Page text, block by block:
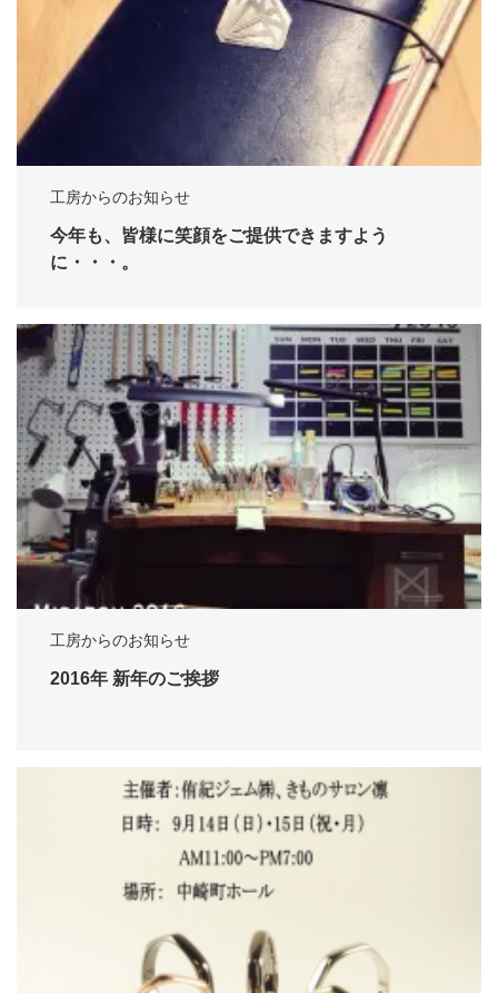
工房からのお知らせ
今年も、皆様に笑顔をご提供できますよう
に・・・。
工房からのお知らせ
2016年 新年のご挨拶